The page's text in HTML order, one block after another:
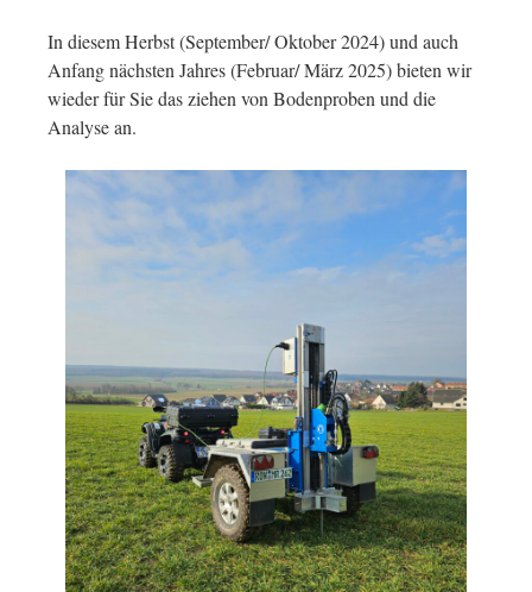
In diesem Herbst (September/ Oktober 2024) und auch
Anfang nächsten Jahres (Februar/ März 2025) bieten wir
wieder für Sie das ziehen von Bodenproben und die
Analyse an.